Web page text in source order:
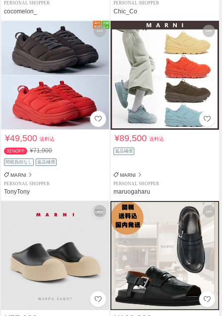
PERSONAL SHOPPER
cocomelon_
PERSONAL SHOPPER
Chic_Co
¥49,500送料込
31%OFF ¥71,900
関税負担なし 返品補償
MARNI
PERSONAL SHOPPER
TonyTony
¥89,500送料込
返品補償
MARNI
PERSONAL SHOPPER
maruogaharu